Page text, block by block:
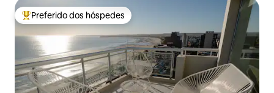
Entre os melhores preferidos dos hóspedes
Preferido dos hóspedes